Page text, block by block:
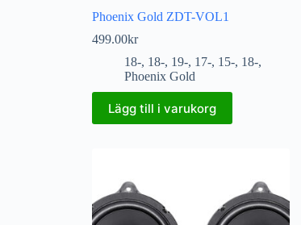
Phoenix Gold ZDT-VOL1
499.00kr
18-, 18-, 19-, 17-, 15-, 18-,
Phoenix Gold
Lägg till i varukorg